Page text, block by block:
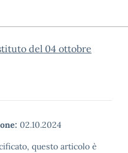
del 04 ottobre
02.10.2024
questo articolo è